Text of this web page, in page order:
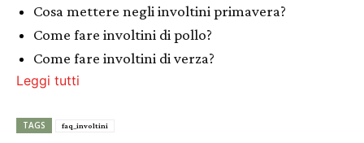
Cosa mettere negli involtini primavera?
Come fare involtini di pollo?
Come fare involtini di verza?
Leggi tutti
TAGS faq_involtini